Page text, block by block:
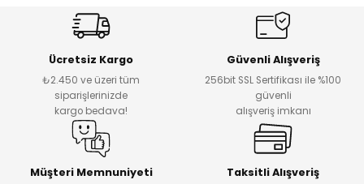
Ücretsiz Kargo
₺2.450 ve üzeri tüm
siparişlerinizde
kargo bedava!
Güvenli Alışveriş
256bit SSL Sertifikası ile %100
güvenli
alışveriş imkanı
Müşteri Memnuniyeti Taksitli Alışveriş